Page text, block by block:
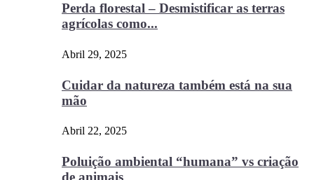
Perda florestal – Desmistificar as terras
agrícolas como...
Abril 29, 2025
Cuidar da natureza também está na sua
mão
Abril 22, 2025
Poluição ambiental “humana” vs criação
de animais